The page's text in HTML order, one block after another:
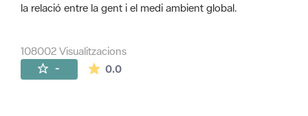
la relació entre la gent i el medi ambient global.
108002 Visualitzacions
- 0.0La mitjana de les valoracions és de 0